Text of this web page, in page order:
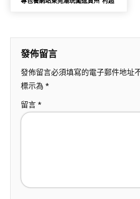
發佈留言
發佈留言必須填寫的電子郵件地址
標示為 *
留言 *